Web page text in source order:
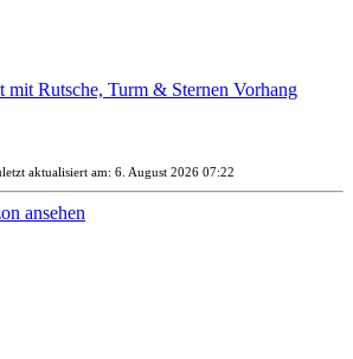
mit Rutsche, Turm & Sternen Vorhang
aktualisiert am: 6. August 2026 07:22
ansehen